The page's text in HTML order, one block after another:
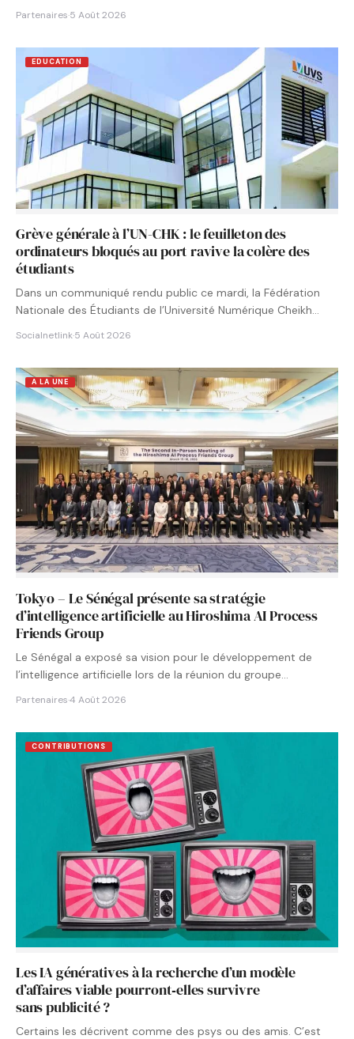
Partenaires·5 Août 2026
EDUCATION
Grève générale à l’UN-CHK : le feuilleton des
ordinateurs bloqués au port ravive la colère des
étudiants
Dans un communiqué rendu public ce mardi, la Fédération
Nationale des Étudiants de l’Université Numérique Cheikh
Socialnetlink·5 Août 2026
A LA UNE
Tokyo – Le Sénégal présente sa stratégie
d’intelligence artificielle au Hiroshima AI Process
Friends Group
Le Sénégal a exposé sa vision pour le développement de
l’intelligence artificielle lors de la réunion du groupe…
Partenaires·4 Août 2026
CONTRIBUTIONS
Les IA génératives à la recherche d’un modèle
d’affaires viable pourront‑elles survivre
sans publicité ?
Certains les décrivent comme des psys ou des amis. C’est